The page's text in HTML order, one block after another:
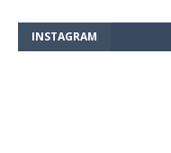
INSTAGRAM